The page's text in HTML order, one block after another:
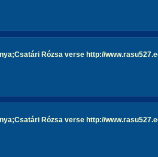
Rózsa verse http://
Rózsa verse http://